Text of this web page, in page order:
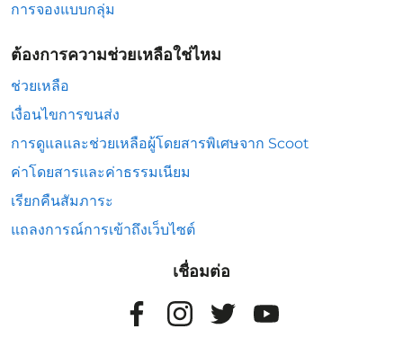
การจองแบบกลุ่ม
ต้องการความช่วยเหลือใช่ไหม
ช่วยเหลือ
เงื่อนไขการขนส่ง
การดูแลและช่วยเหลือผู้โดยสารพิเศษจาก Scoot
ค่าโดยสารและค่าธรรมเนียม
เรียกคืนสัมภาระ
แถลงการณ์การเข้าถึงเว็บไซต์
เชื่อมต่อ